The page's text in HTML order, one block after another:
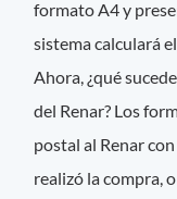
formato A4 y
sistema calculará
Ahora, ¿qué
del Renar? Los
postal al Renar
realizó la compra,